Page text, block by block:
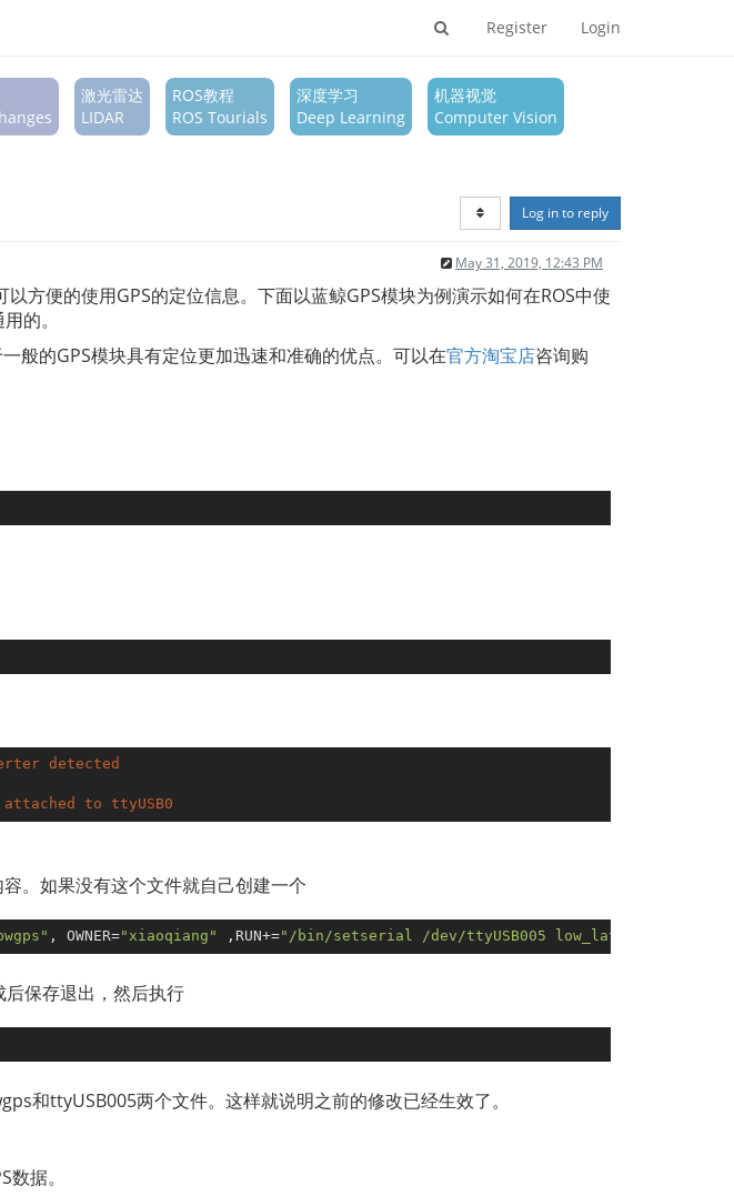
Register Login
激光雷达
LIDAR
ROS教程
ROS Tourials
深度学习
Deep Learning
机器视觉
Computer Vision
Log in to reply
May 31, 2019, 12:43 PM
方便的使用GPS的定位信息。下面以蓝鲸GPS模块为例演示如何在ROS中使
的。
般的GPS模块具有定位更加迅速和准确的优点。可以在官方淘宝店咨询购
detected
attached to ttyUSB0
。如果没有这个文件就自己创建一个
, OWNER="xiaoqiang" ,RUN+="/bin/setserial /dev/ttyUSB005 low_latency"
保存退出，然后执行
和ttyUSB005两个文件。这样就说明之前的修改已经生效了。
据。